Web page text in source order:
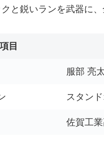
と鋭いランを武器に
項目
服部 亮
スタンド
佐賀工